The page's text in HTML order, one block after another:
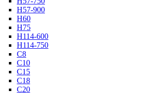
Н57-900
Н60
Н75
Н114-600
Н114-750
С8
С10
С15
С18
С20